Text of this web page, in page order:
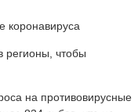
коронавируса
регионы, чтобы
на противовирусные